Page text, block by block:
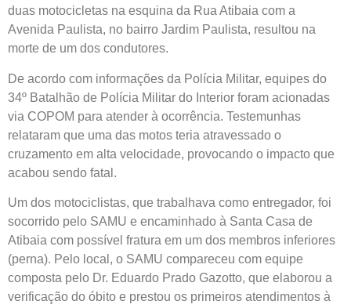
duas motocicletas na esquina da Rua Atibaia com a
Avenida Paulista, no bairro Jardim Paulista, resultou na
morte de um dos condutores.
De acordo com informações da Polícia Militar, equipes do
34º Batalhão de Polícia Militar do Interior foram acionadas
via COPOM para atender à ocorrência. Testemunhas
relataram que uma das motos teria atravessado o
cruzamento em alta velocidade, provocando o impacto que
acabou sendo fatal.
Um dos motociclistas, que trabalhava como entregador, foi
socorrido pelo SAMU e encaminhado à Santa Casa de
Atibaia com possível fratura em um dos membros inferiores
(perna). Pelo local, o SAMU compareceu com equipe
composta pelo Dr. Eduardo Prado Gazotto, que elaborou a
verificação do óbito e prestou os primeiros atendimentos à